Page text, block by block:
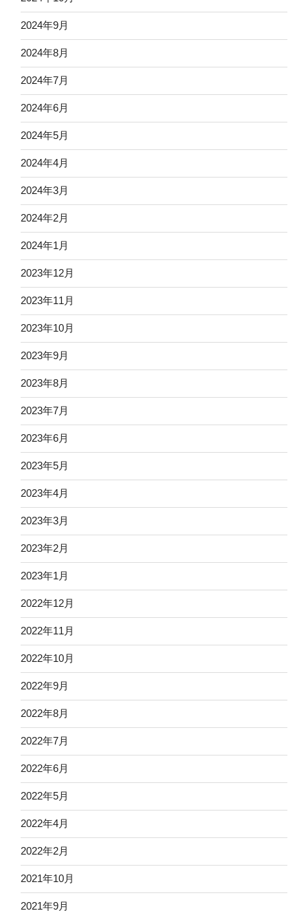
2024年9月
2024年8月
2024年7月
2024年6月
2024年5月
2024年4月
2024年3月
2024年2月
2024年1月
2023年12月
2023年11月
2023年10月
2023年9月
2023年8月
2023年7月
2023年6月
2023年5月
2023年4月
2023年3月
2023年2月
2023年1月
2022年12月
2022年11月
2022年10月
2022年9月
2022年8月
2022年7月
2022年6月
2022年5月
2022年4月
2022年2月
2021年10月
2021年9月